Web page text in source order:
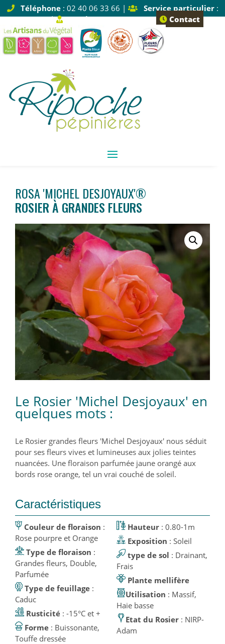
Téléphone: 02 40 06 33 66 | Service particulier:
Tapez 1 |
Service pro: Tapez 2 Contact
ROSA 'MICHEL DESJOYAUX'®
ROSIER À GRANDES FLEURS
Le Rosier 'Michel Desjoyaux' en
quelques mots :
Le Rosier grandes fleurs 'Michel Desjoyaux' nous séduit
pour ses fleurs vives et lumineuses aux jolies teintes
nuancées. Une floraison parfumée jaune orangé aux
bords rose orange, tel un vrai couché de soleil.
Caractéristiques
Couleur de floraison :
Rose pourpre et Orange
Type de floraison :
Grandes fleurs, Double,
Parfumée
Type de feuillage :
Caduc
Rusticité : -15°C et +
Forme : Buissonante,
Touffe dressée
Hauteur: 0.80-1m
Exposition
: Soleil
type de sol : Drainant,
Frais
Plante mellifère
Utilisation : Massif,
Haie basse
Etat du Rosier: NIRP-
Adam